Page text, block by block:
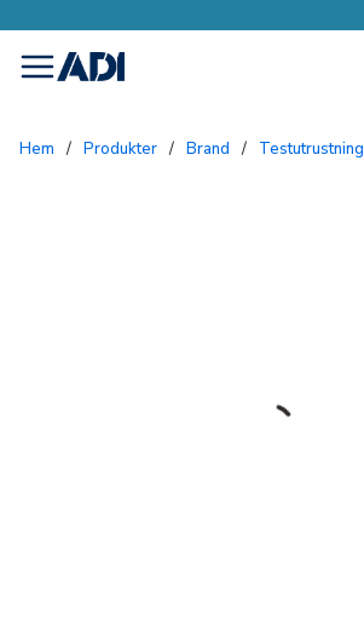
menu
Hem / Produkter / Brand / Testutrustning